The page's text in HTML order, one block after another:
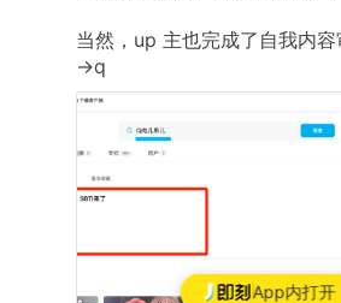
App内打开
当然，up 主也完成了自我内
->q